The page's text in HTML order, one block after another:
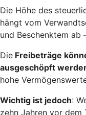
Die Höhe des
hängt vom
und Beschenktem ab
Die Freibeträge
ausgeschöpft
hohe
Wichtig ist jedoch:
zehn Jahren vor